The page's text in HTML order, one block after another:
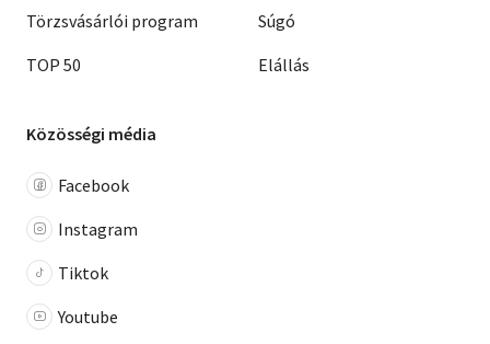
Törzsvásárlói program
TOP 50
Súgó
Elállás
Közösségi média
Facebook
Instagram
Tiktok
Youtube